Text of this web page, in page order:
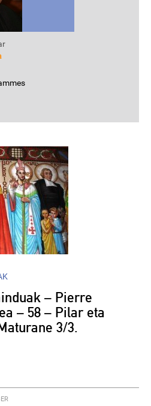
– Pierre
– 58 – Pilar eta
3/3.